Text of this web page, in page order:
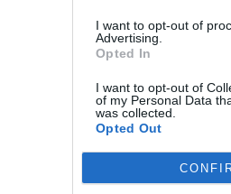
I want to opt-out of
Advertising.
Opted In
I want to opt-out of
of my Personal Data
was collected.
Opted Out
koži
polyuretánová pena